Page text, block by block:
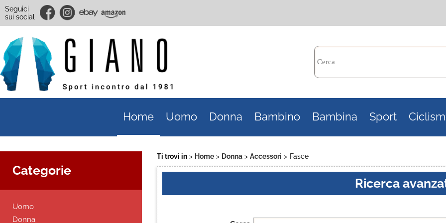
Seguici
sui social
il
Home Uomo Donna Bambino Bambina Sport
Categorie
Uomo
Donna
Ti trovi in Home Donna Accessori Fasce
Ricerca